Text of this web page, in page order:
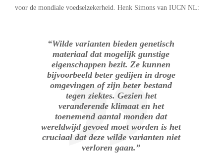
voor de mondiale voedselzekerheid. Henk Simons van IUCN NL:
“Wilde varianten bieden genetisch
materiaal dat mogelijk gunstige
eigenschappen bezit. Ze kunnen
bijvoorbeeld beter gedijen in droge
omgevingen of zijn beter bestand
tegen ziektes. Gezien het
veranderende klimaat en het
toenemend aantal monden dat
wereldwijd gevoed moet worden is het
cruciaal dat deze wilde varianten niet
verloren gaan.”